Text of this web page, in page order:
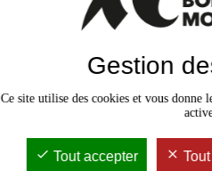
Mercredi 18
21h - 23h30 /
l'université et
Votez pour le
Gestion
Ce site utilise des cookies et vous donne
Tout accepter